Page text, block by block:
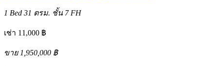
1 Bed 31 ตรม. ชั้น 7 FH
เช่า 11,000 ฿
ขาย 1,950,000 ฿